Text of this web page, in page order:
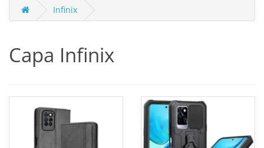
Infinix
Capa Infinix